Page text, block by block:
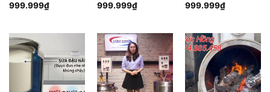
999.999₫
999.999₫ 999.999₫